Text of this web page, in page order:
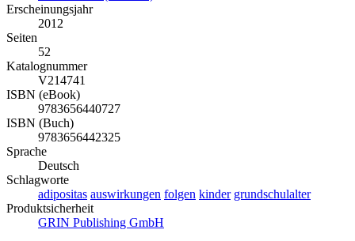
Erscheinungsjahr
2012
Seiten
52
Katalognummer
V214741
ISBN (eBook)
9783656440727
ISBN (Buch)
9783656442325
Sprache
Deutsch
Schlagworte
adipositas auswirkungen folgen kinder grundschulalter
Produktsicherheit
GRIN Publishing GmbH